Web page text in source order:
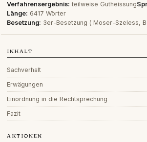
Verfahrensergebnis: teilweise Gutheissung
Länge: 6417 Wörter
Besetzung: 3er-Besetzung ( Moser-Szeless,
INHALT
Sachverhalt
Erwägungen
Einordnung in die Rechtsprechung
Fazit
AKTIONEN